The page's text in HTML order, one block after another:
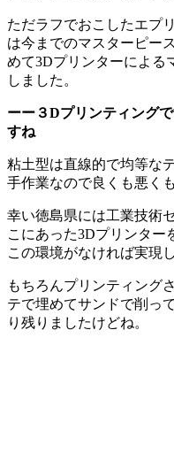
ただラフでおこしたエプ
は今までのマスターピー
めて3Dプリンターによる
しました。
ーー３Dプリンティング
すね
粘土型は直線的で均等な
手作業なので良くも悪く
幸い徳島県には工業技術
こにあった3Dプリンター
この環境がなければ実現
もちろんプリンティング
テで埋めてサンドで削っ
り残りましたけどね。